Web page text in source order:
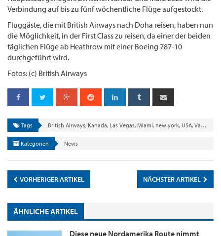
Verbindung auf bis zu fünf wöchentliche Flüge aufgestockt.
Fluggäste, die mit British Airways nach Doha reisen, haben nun
die Möglichkeit, in der First Class zu reisen, da einer der beiden
täglichen Flüge ab Heathrow mit einer Boeing 787-10
durchgeführt wird.
Fotos: (c) British Airways
Tags British Airways, Kanada, Las Vegas, Miami, new york, USA, Vancouver
Kategorien News
VORHERIGER ARTIKEL NÄCHSTER ARTIKEL
ÄHNLICHE ARTIKEL
Diese neue Nordamerika Route nimmt